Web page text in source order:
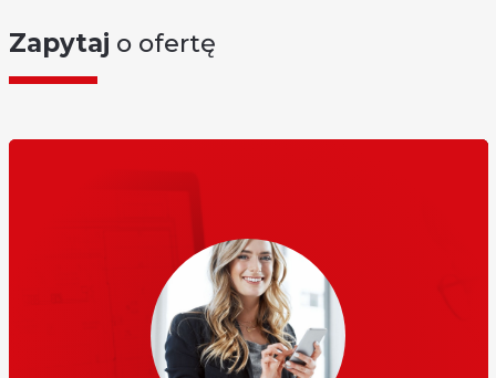
Zapytaj o ofertę